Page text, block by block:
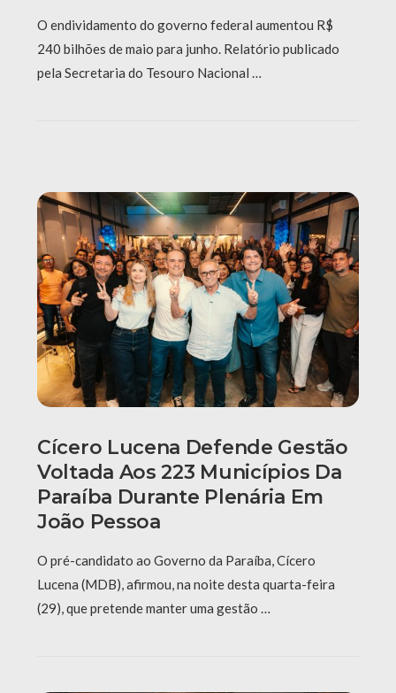
O endividamento do governo federal aumentou R$
240 bilhões de maio para junho. Relatório publicado
pela Secretaria do Tesouro Nacional …
Cícero Lucena Defende Gestão
Voltada Aos 223 Municípios Da
Paraíba Durante Plenária Em
João Pessoa
O pré-candidato ao Governo da Paraíba, Cícero
Lucena (MDB), afirmou, na noite desta quarta-feira
(29), que pretende manter uma gestão …